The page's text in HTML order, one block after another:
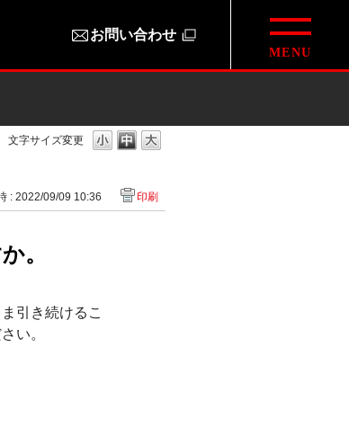
お問い合わせ
文字サイズ変更
: 2022/09/09 10:36 印刷
。
引き続けるこ
い。